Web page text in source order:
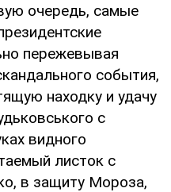
очередь, самые
пережевывая
события,
находку и удачу
с
видного
листок с
в защиту Мороза,